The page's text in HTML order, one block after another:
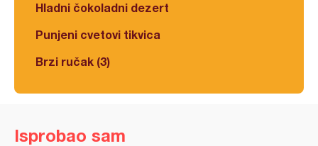
Hladni čokoladni dezert
Punjeni cvetovi tikvica
Brzi ručak (3)
Isprobao sam